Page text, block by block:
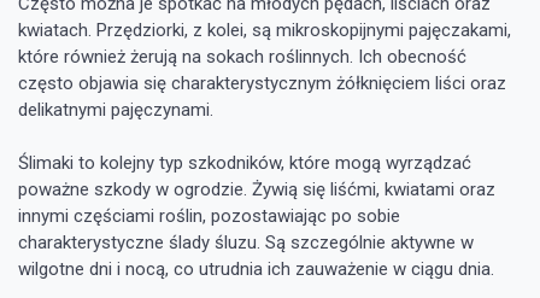
kwiatach. Przędziorki, z kolei, są mikroskopijnymi pajęczakami,
które również żerują na sokach roślinnych. Ich obecność
często objawia się charakterystycznym żółknięciem liści oraz
delikatnymi pajęczynami.
Ślimaki to kolejny typ szkodników, które mogą wyrządzać
poważne szkody w ogrodzie. Żywią się liśćmi, kwiatami oraz
innymi częściami roślin, pozostawiając po sobie
charakterystyczne ślady śluzu. Są szczególnie aktywne w
wilgotne dni i nocą, co utrudnia ich zauważenie w ciągu dnia.